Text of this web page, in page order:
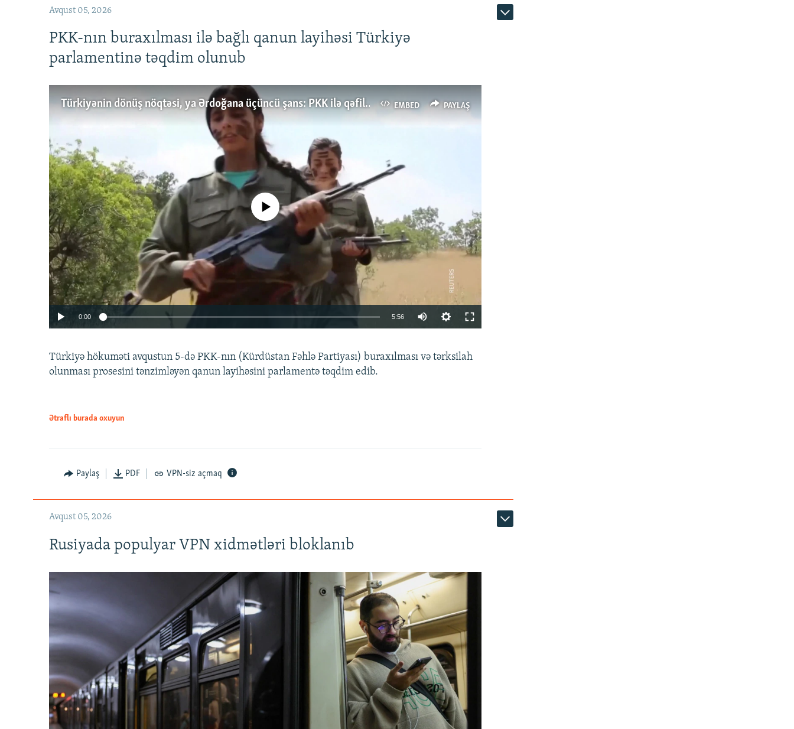
Avqust 05, 2026
PKK-nın buraxılması ilə bağlı qanun layihəsi Türkiyə
parlamentinə təqdim olunub
EMBED PAYLAŞ
Türkiyənin dönüş nöqtəsi, ya Ərdoğana üçüncü şans: PKK ilə qəfil barışıq nə deməkdir?
EMBED PAYLAŞ
No media source currently available
0:00 5:56
360p
Türkiyə hökuməti avqustun 5-də PKK-nın (Kürdüstan Fəhlə Partiyası) buraxılması və tərksilah
olunması prosesini tənzimləyən qanun layihəsini parlamentə təqdim edib.
Ətraflı burada oxuyun
Paylaş PDF VPN-siz açmaq
Avqust 05, 2026
Rusiyada populyar VPN xidmətləri bloklanıb